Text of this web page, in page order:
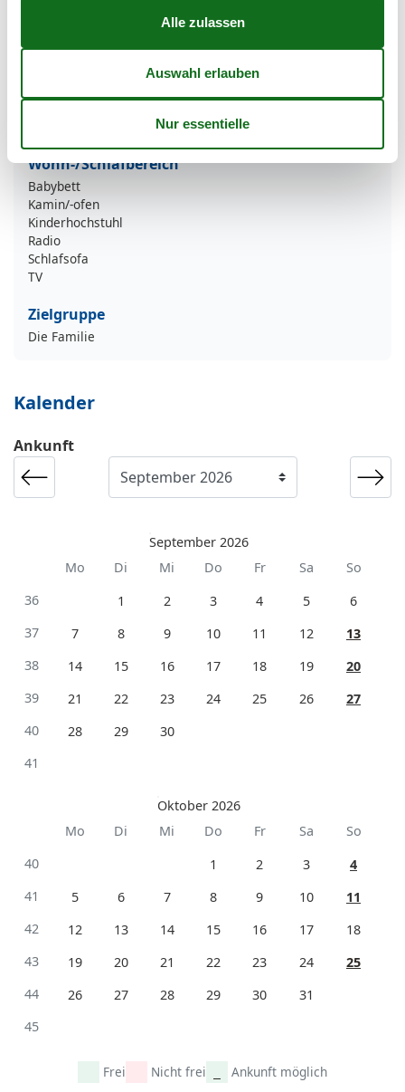
Toaster
Technik und weitere Ausstattung
Wohn-/Schlafbereich
Babybett
Kamin/-ofen
Kinderhochstuhl
Radio
Schlafsofa
TV
Zielgruppe
Die Familie
Kalender
Ankunft
September 2026
Mo
Di Mi Do Fr Sa
So
36
1 2 3 4 5
6
37
7 8 9 10 11 12
13
38
14 15 16 17 18 19
20
39
21 22 23 24 25 26
27
40
28 29
30
41
Oktober 2026
Mo
Di Mi Do Fr Sa
So
40
1 2 3
4
41
5 6 7 8 9 10
11
42
12 13 14 15 16 17
18
43
19 20 21 22 23 24
25
44
26 27 28 29 30
31
45
Frei Nicht frei Ankunft möglich